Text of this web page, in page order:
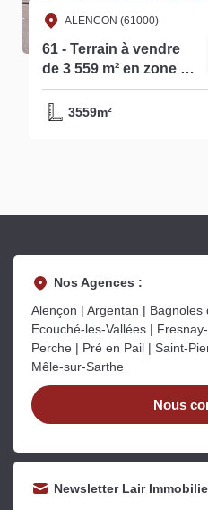
ALENCON (61000)
61 - Terrain à vendre
de 3 559 m² en zone à
vocation d'activité et
de commerce de détail
3559m²
Nos Agences :
Alençon | Argentan | Bagnoles
Ecouché-les-Vallées |
Perche | Pré en Pail | Saint-
Mêle-sur-Sarthe
Nous
Newsletter Lair